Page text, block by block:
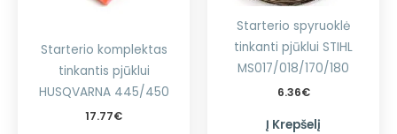
Starterio komplektas
tinkantis pjūklui
HUSQVARNA 445/450
17.77€
Starterio spyruoklė
tinkanti pjūklui STIHL
MS017/018/170/180
6.36€
Į Krepšelį